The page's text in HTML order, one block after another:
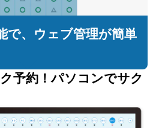
で、ウェブ管理が簡単
予約！パソコンでサク